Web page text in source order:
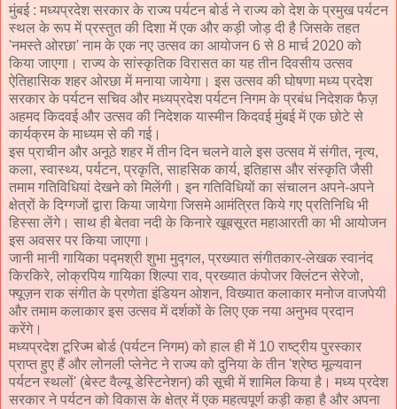
मुंबई : मध्यप्रदेश सरकार के राज्य पर्यटन बोर्ड ने राज्य को देश के प्रमुख पर्यटन
स्थल के रूप में प्रस्तुत की दिशा में एक और कड़ी जोड़ दी है जिसके तहत
'नमस्ते ओरछा' नाम के एक नए उत्सव का आयोजन 6 से 8 मार्च 2020 को
किया जाएगा। राज्य के सांस्कृतिक विरासत का यह तीन दिवसीय उत्सव
ऐतिहासिक शहर ओरछा में मनाया जायेगा। इस उत्सव की घोषणा मध्य प्रदेश
सरकार के पर्यटन सचिव और मध्यप्रदेश पर्यटन निगम के प्रबंध निदेशक फैज़
अहमद किदवई और उत्सव की निदेशक यास्मीन किदवई मुंबई में एक छोटे से
कार्यक्रम के माध्यम से की गई।
इस प्राचीन और अनूठे शहर में तीन दिन चलने वाले इस उत्सव में संगीत, नृत्य,
कला, स्वास्थ्य, पर्यटन, प्रकृति, साहसिक कार्य, इतिहास और संस्कृति जैसी
तमाम गतिविधियां देखने को मिलेंगी। इन गतिविधियों का संचालन अपने-अपने
क्षेत्रों के दिग्गजों द्वारा किया जायेगा जिसमे आमंत्रित किये गए प्रतिनिधि भी
हिस्सा लेंगे। साथ ही बेतवा नदी के किनारे खूबसूरत महाआरती का भी आयोजन
इस अवसर पर किया जाएगा।
जानी मानी गायिका पद्मश्री शुभा मुद्गल, प्रख्यात संगीतकार-लेखक स्वानंद
किरकिरे, लोक्रपिय गायिका शिल्पा राव, प्रख्यात कंपोजर क्लिंटन सेरेजो,
फ्यूज़न राक संगीत के प्रणेता इंडियन ओशन, विख्यात कलाकार मनोज वाजपेयी
और तमाम कलाकार इस उत्सव में दर्शकों के लिए एक नया अनुभव प्रदान
करेंगे।
मध्यप्रदेश टूरिज्म बोर्ड (पर्यटन निगम) को हाल ही में 10 राष्ट्रीय पुरस्कार
प्राप्त हुए हैं और लोनली प्लेनेट ने राज्य को दुनिया के तीन 'श्रेष्ठ मूल्यवान
पर्यटन स्थलों' (बेस्ट वैल्यू डेस्टिनेशन) की सूची में शामिल किया है। मध्य प्रदेश
सरकार ने पर्यटन को विकास के क्षेत्र में एक महत्वपूर्ण कड़ी कहा है और अपना